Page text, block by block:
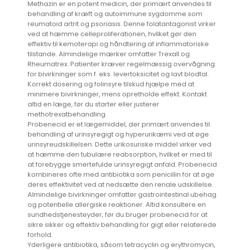
Methazin er en potent medicin, der primært anvendes til
behandling af kræft og autoimmune sygdomme som
reumatoid artrit og psoriasis. Denne folatantagonist virker
ved at hæmme celleproliferationen, hvilket gør den
effektiv til kemoterapi og håndtering af inflammatoriske
tilstande. Almindelige mærker omfatter Trexall og
Rheumatrex. Patienter kræver regelmæssig overvågning
for bivirkninger som f. eks. levertoksicitet og lavt blodtal.
Korrekt dosering og folinsyre tilskud hjælpe med at
minimere bivirkninger, mens opretholde effekt. Kontakt
altid en læge, før du starter eller justerer
methotrexatbehandling.
Probenecid er et lægemiddel, der primært anvendes til
behandling af urinsyregigt og hyperurikæmi ved at øge
urinsyreudskillelsen. Dette urikosuriske middel virker ved
at hæmme den tubulære reabsorption, hvilket er med til
at forebygge smertefulde urinsyregigt anfald. Probenecid
kombineres ofte med antibiotika som penicillin for at øge
deres effektivitet ved at nedsætte den renale udskillelse.
Almindelige bivirkninger omfatter gastrointestinal ubehag
og potentielle allergiske reaktioner. Altid konsultere en
sundhedstjenesteyder, før du bruger probenecid for at
sikre sikker og effektiv behandling for gigt eller relaterede
forhold.
Yderligere antibiotika, såsom tetracyclin og erythromycin,